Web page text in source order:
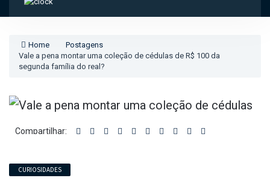
Home
Postagens
Vale a pena montar uma coleção de cédulas de R$ 100 da
segunda família do real?
Compartilhar:
CURIOSIDADES